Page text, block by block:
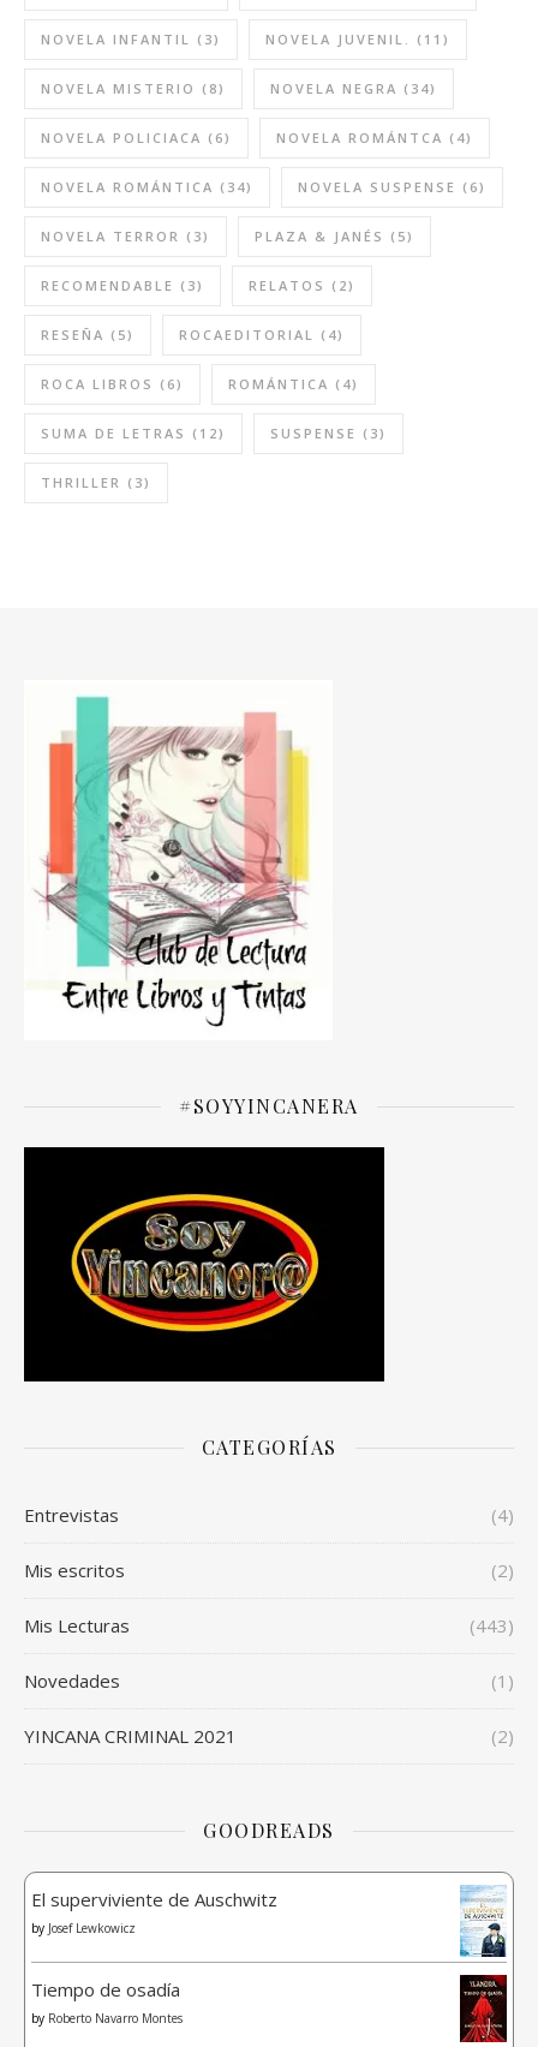
NOVELA INFANTIL (3) NOVELA JUVENIL. (11)
NOVELA MISTERIO (8) NOVELA NEGRA (34)
NOVELA POLICIACA (6) NOVELA ROMÁNTCA (4)
NOVELA ROMÁNTICA (34) NOVELA SUSPENSE (6)
NOVELA TERROR (3) PLAZA & JANÉS (5)
RECOMENDABLE (3) RELATOS (2)
RESEÑA (5) ROCAEDITORIAL (4)
ROCA LIBROS (6) ROMÁNTICA (4)
SUMA DE LETRAS (12) SUSPENSE (3)
THRILLER (3)
#SOYYINCANERA
CATEGORÍAS
Entrevistas (4)
Mis escritos (2)
Mis Lecturas (443)
Novedades (1)
YINCANA CRIMINAL 2021 (2)
GOODREADS
El superviviente de Auschwitz
by Josef Lewkowicz
Tiempo de osadía
by Roberto Navarro Montes